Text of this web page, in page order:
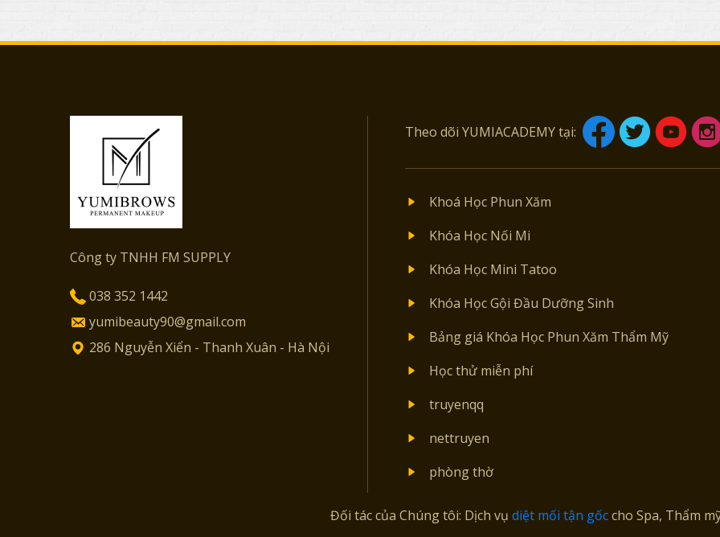
Công ty TNHH FM SUPPLY
038 352 1442
yumibeauty90@gmail.com
286 Nguyễn Xiển - Thanh Xuân - Hà Nội
Theo dõi YUMIACADEMY tại:
Khoá Học Phun Xăm
Khóa Học Nối Mi
Khóa Học Mini Tatoo
Khóa Học Gội Đầu Dưỡng Sinh
Bảng giá Khóa Học Phun Xăm Thẩm Mỹ
Học thử miễn phí
truyenqq
nettruyen
phòng thờ
Đối tác của Chúng tôi: Dịch vụ diệt mối tận gốccho Spa, Thẩm